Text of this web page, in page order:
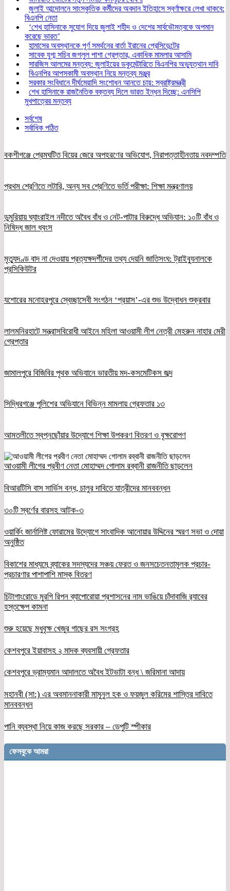
জুলাই আন্দোলনে সাংস্কৃতিক কর্মীদের অবদান ইতিহাসে স্বর্ণাক্ষরে লেখা থাকবে:
বিএনপি নেতা
‘শেখ হাসিনাকে সুযোগ দিয়ে জুলাই শহীদ ও দেশের সার্বভৌমত্বকে অপমান
করেছে ভারত’
হামাসের অবস্থানকে পূর্ণ সমর্থনের বার্তা ইরানের প্রেসিডেন্টের
সাবেক যুগ্ম সচিব জগলুল পাশা গ্রেপ্তার, একাধিক মামলার আসামি
সারজিস আলমের মন্তব্য: জুলাইয়ের ডকুমেন্টারিতে বিএনপির অভ্যুত্থান দাবি
বিএনপির আপসকামী অবস্থান নিয়ে মন্তব্য মঞ্জুর
সরকার সংবিধানে দীর্ঘমেয়াদি সংশোধন আনতে চায়: স্বরাষ্ট্রমন্ত্রী
শেখ হাসিনাকে রাজনৈতিক বক্তব্য দিলে ভারত ইন্ধন দিচ্ছে: এনসিপি
মুখপাত্রের মন্তব্য
সর্বশেষ
সর্বাধিক পঠিত
বকশীগঞ্জে প্রেমঘটিত বিয়ের জেরে অপহরণের অভিযোগ, নিরাপত্তাহীনতায় নবদম্পতি
প্রথম শ্রেণিতে লটারি, অন্য সব শ্রেণিতে ভর্তি পরীক্ষা: শিক্ষা মন্ত্রণালয়
ডুমুরিয়ায় ঘ্যাংরাইল নদীতে অবৈধ বাঁধ ও নেট-পাটার বিরুদ্ধে অভিযান: ১০টি বাঁধ ও
নিষিদ্ধ জাল ধ্বংস
মৃত্যুদণ্ড বাদ না দেওয়ায় প্রত্যক্ষদর্শীদের তথ্য দেয়নি জাতিসংঘ: ট্রাইব্যুনালকে
প্রসিকিউটর
যশোরের মনোহরপুরে স্বেচ্ছাসেবী সংগঠন ‘প্রয়াস’-এর শুভ উদ্বোধন শুক্রবার
লালমনিরহাটে সন্ত্রাসবিরোধী আইনে মহিলা আওয়ামী লীগ নেত্রী মেহরুন নাহার মেরী
গ্রেপ্তার
জামালপুরে বিজিবির পৃথক অভিযানে ভারতীয় মদ-কসমেটিকস জব্দ
সিদ্ধিরগঞ্জে পুলিশের অভিযানে বিভিন্ন মামলায় গ্রেফতার ১৩
আমতলীতে স্বপ্নছোঁয়ার উদ্যোগে শিক্ষা উপকরণ বিতরণ ও বৃক্ষরোপণ
আওয়ামী লীগের প্রবীণ নেতা মোহাম্মদ গোলাম রব্বানী রাজনীতি ছাড়লেন
বিআরটিসি বাস সার্ভিস বন্ধ, চালুর দাবিতে যাত্রীদের মানববন্ধন
৩০টি স্বর্ণের বারসহ আটক-৩
ওয়ার্কিং জার্নালিষ্ট ফোরামের উদ্যোগে সাংবাদিক আনোয়ার উদ্দিনের স্মরণ সভা ও দোয়া
অনুষ্ঠিত
বিকাশের মাধ্যমে ব্র্যাকের সদস্যদের সঞ্চয় ফেরত ও জনসচেতনতামূলক প্রচার-
প্রচারণার পাশাপাশি মাস্ক বিতরণ
চিটাগাংরোডে মুরগি রিপন ব্যাপোরোয়া প্রশাসনের নাম ভাঙিয়ে চাঁদাবাজি র‌্যাবের
হস্তক্ষেপ কামনা
শুরু হয়েছে মধুবৃক্ষ খেজুর গাছের রস সংগ্রহ
কেশবপুরে ইয়াবাসহ ২ মাদক ব্যবসায়ী গ্রেফতার
কেশবপুরে ভ্রাম্যমান আদালতে অবৈধ ইটভাটা বন্ধ \ জরিমানা আদায়
মহানবী (সা:) এর অবমাননাকারী মামুনুল হক ও ফয়জুল করিমের শাস্তির দাবিতে
মানববন্ধন
পানি ব্যবস্থা নিয়ে কাজ করছে সরকার – ডেপুটি স্পীকার
ফেসবুকে আমরা